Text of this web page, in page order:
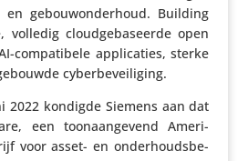
en gebouw­on­der­houd. Building
volledig cloud­ge­ba­seerde open
compa­ti­bele appli­ca­ties, sterke
cyberbeveiliging.
2022 kondigde Siemens aan dat
een toon­aan­ge­vend Ameri­
voor asset- en onder­houds­be­